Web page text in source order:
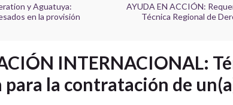
y Aguatuya:
en la provisión
AYUDA EN ACCIÓN:
Técnica Regional de
INTERNACIONAL:
para la contratación de